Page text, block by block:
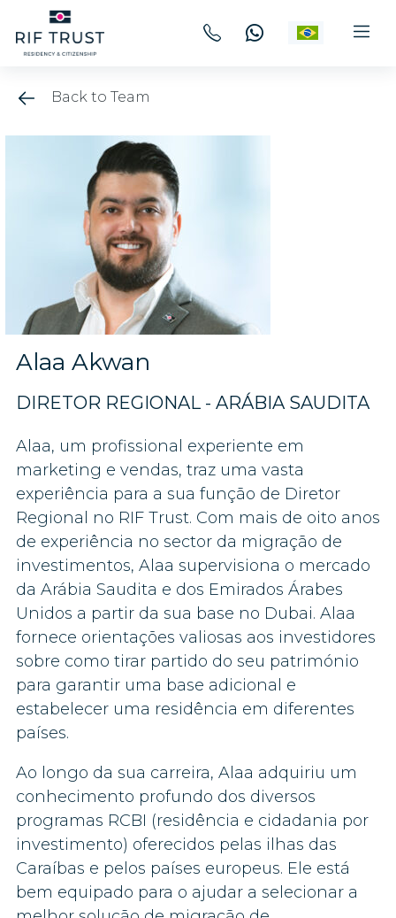
Back to Team
Alaa Akwan
DIRETOR REGIONAL - ARÁBIA SAUDITA
Alaa, um profissional experiente em
marketing e vendas, traz uma vasta
experiência para a sua função de Diretor
Regional no RIF Trust. Com mais de oito anos
de experiência no sector da migração de
investimentos, Alaa supervisiona o mercado
da Arábia Saudita e dos Emirados Árabes
Unidos a partir da sua base no Dubai. Alaa
fornece orientações valiosas aos investidores
sobre como tirar partido do seu património
para garantir uma base adicional e
estabelecer uma residência em diferentes
países.
Ao longo da sua carreira, Alaa adquiriu um
conhecimento profundo dos diversos
programas RCBI (residência e cidadania por
investimento) oferecidos pelas ilhas das
Caraíbas e pelos países europeus. Ele está
bem equipado para o ajudar a selecionar a